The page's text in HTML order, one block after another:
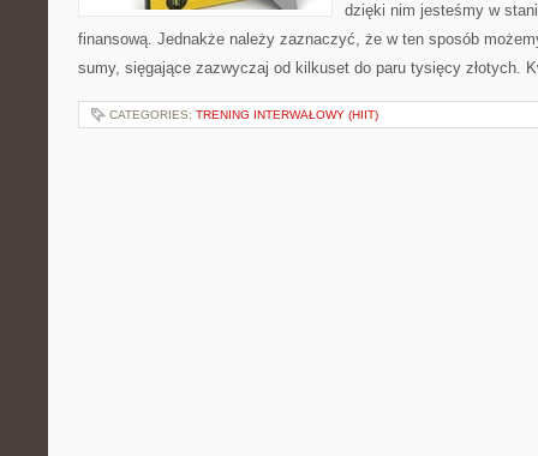
dzięki nim jesteśmy w
finansową. Jednakże należy zaznaczyć, że w ten sposób
sumy, sięgające zazwyczaj od kilkuset do paru tysięcy złotych.
CATEGORIES: TRENING INTERWAŁOWY (HIIT)